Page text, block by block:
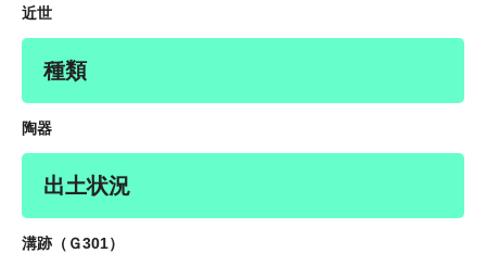
近世
種類
陶器
出土状況
溝跡（Ｇ301）